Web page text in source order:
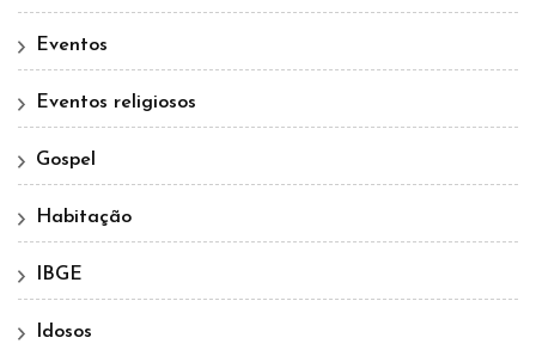
Eventos
Eventos religiosos
Gospel
Habitação
IBGE
Idosos